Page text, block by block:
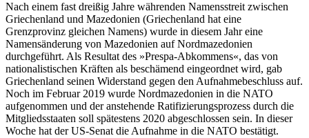
Nach einem fast dreißig Jahre währenden Namensstreit zwischen
Griechenland und Mazedonien (Griechenland hat eine
Grenzprovinz gleichen Namens) wurde in diesem Jahr eine
Namensänderung von Mazedonien auf Nordmazedonien
durchgeführt. Als Resultat des »Prespa-Abkommens«, das von
nationalistischen Kräften als beschämend eingeordnet wird, gab
Griechenland seinen Widerstand gegen den Aufnahmebeschluss auf.
Noch im Februar 2019 wurde Nordmazedonien in die NATO
aufgenommen und der anstehende Ratifizierungsprozess durch die
Mitgliedsstaaten soll spätestens 2020 abgeschlossen sein. In dieser
Woche hat der US-Senat die Aufnahme in die NATO bestätigt.